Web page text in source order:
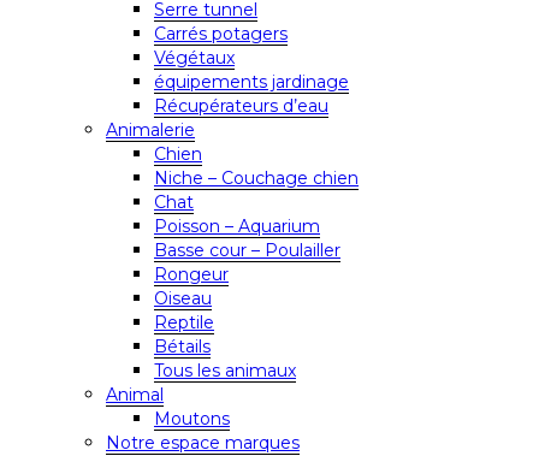
Serre tunnel
Carrés potagers
Végétaux
équipements jardinage
Récupérateurs d’eau
Animalerie
Chien
Niche – Couchage chien
Chat
Poisson – Aquarium
Basse cour – Poulailler
Rongeur
Oiseau
Reptile
Bétails
Tous les animaux
Animal
Moutons
Notre espace marques